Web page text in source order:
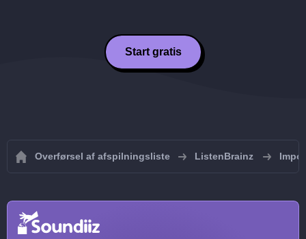
Start gratis
Overførsel af afspilningsliste ListenBrainz